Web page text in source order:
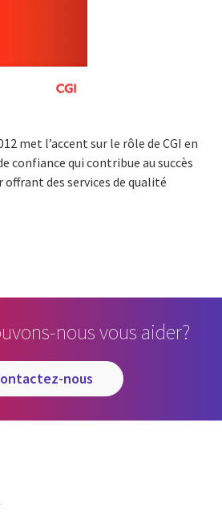
met l’accent sur le rôle de CGI en
confiance qui contribue au succès
offrant des services de qualité
nous vous aider?
contactez-nous